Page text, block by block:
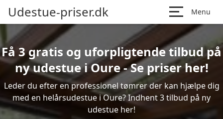
Udestue-priser.dk Menu
Få 3 gratis og uforpligtende tilbud på
ny udestue i Oure - Se priser her!
Leder du efter en professionel tømrer der kan hjælpe dig
med en helårsudestue i Oure? Indhent 3 tilbud på ny
udestue her!